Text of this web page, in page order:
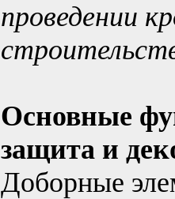
проведении
Основные
защита и
Доборные